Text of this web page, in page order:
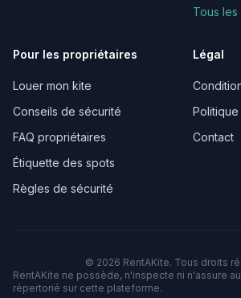
Tous
Pour les propriétaires
Louer mon kite
Conseils de sécurité
FAQ propriétaires
Étiquette des spots
Règles de sécurité
Légal
Contact
© 2026 RentAKite. Tous droits
RentAKite ne possède, n'inspecte ni n'assure
répertorié sur cette plateforme.